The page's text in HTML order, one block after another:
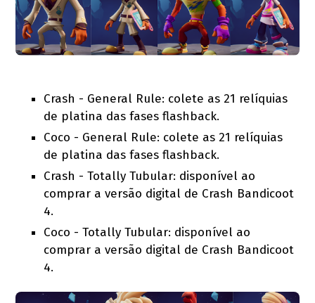
Crash - General Rule: colete as 21 relíquias
de platina das fases flashback.
Coco - General Rule: colete as 21 relíquias
de platina das fases flashback.
Crash - Totally Tubular: disponível ao
comprar a versão digital de Crash Bandicoot
4.
Coco - Totally Tubular: disponível ao
comprar a versão digital de Crash Bandicoot
4.